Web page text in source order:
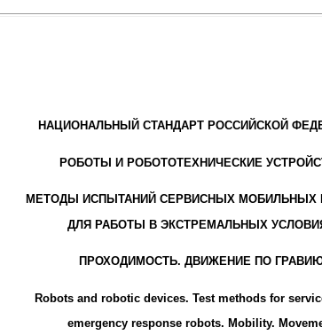
НАЦИОНАЛЬНЫЙ СТАНДАРТ РОССИЙСКОЙ
РОБОТЫ И РОБОТОТЕХНИЧЕСКИЕ
МЕТОДЫ ИСПЫТАНИЙ СЕРВИСНЫХ МОБИЛЬНЫХ
ДЛЯ РАБОТЫ В ЭКСТРЕМАЛЬНЫХ
ПРОХОДИМОСТЬ. ДВИЖЕНИЕ ПО
Robots and robotic devices. Test methods for
emergency response robots. Mobility.